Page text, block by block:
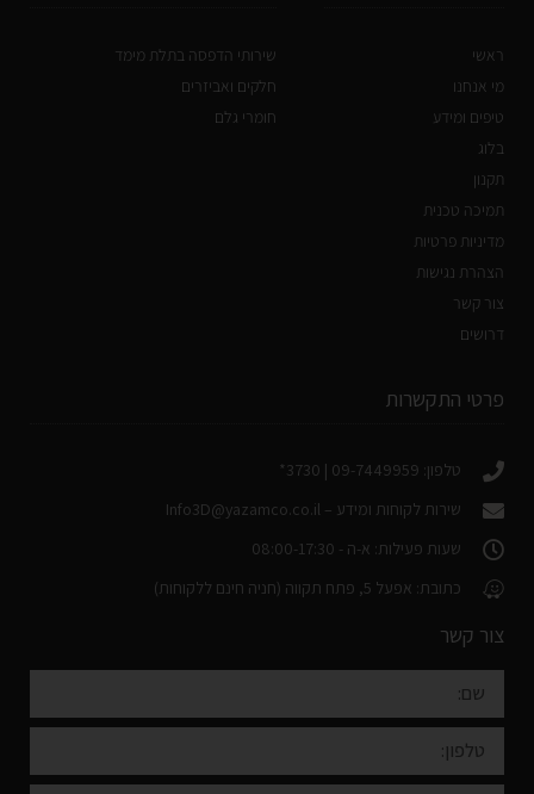
ראשי
מי אנחנו
טיפים ומידע
בלוג
תקנון
תמיכה טכנית
מדיניות פרטיות
הצהרת נגישות
צור קשר
דרושים
שירותי הדפסה בתלת מימד
חלקים ואביזרים
חומרי גלם
פרטי התקשרות
טלפון: 09-7449959 | 3730*
שירות לקוחות ומידע – Info3D@yazamco.co.il
שעות פעילות: א-ה - 08:00-17:30
כתובת: אפעל 5, פתח תקווה (חניה חינם ללקוחות)
צור קשר